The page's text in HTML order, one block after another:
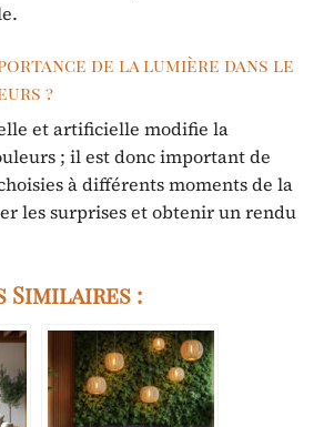
de la lumière dans le
?
et artificielle modifie la
; il est donc important de
à différents moments de la
les surprises et obtenir un rendu
Similaires :